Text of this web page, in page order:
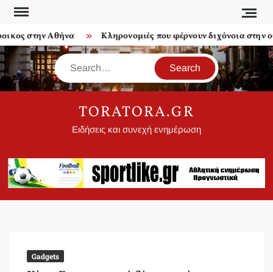
Skip
contentστην Αθήνα Κληρονομιές που φέρνουν διχόνοια στην
Search
TORATORA.GR
Ειδήσεις και συνεχή ενημέρωση
Gadgets